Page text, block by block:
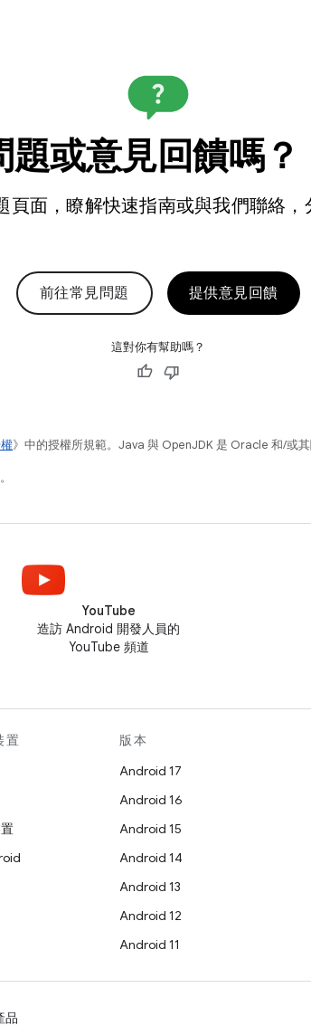
題或意見回饋嗎？
頁面，瞭解快速指南或與我們聯絡，
前往常見問題 提供意見回饋
這對你有幫助嗎？
》中的授權所規範。Java 與 OpenJDK 是 Oracle 和/或其
YouTube
造訪 Android 開發人員的
YouTube 頻道
置
版本
Android 17
Android 16
Android 15
Android 14
Android 13
Android 12
Android 11
品